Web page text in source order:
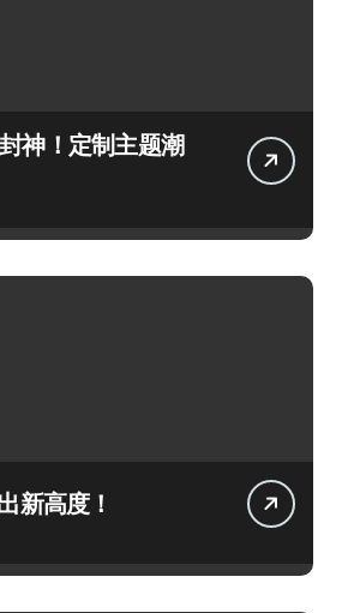
神！定制主题潮
新高度！